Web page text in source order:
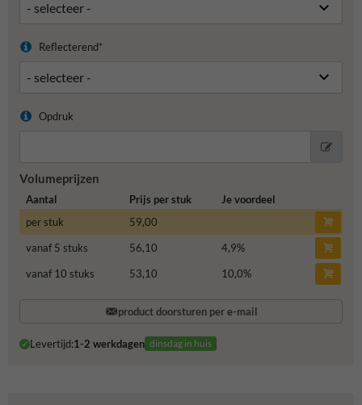
Reflecterend*
Opdruk
Volumeprijzen
Aantal Prijs per stuk
Je voordeel
per stuk
59,00
vanaf 5 stuks
56,10 4,9%
vanaf 10 stuks
53,10 10,0%
product doorsturen per e-mail
Levertijd:1-2 werkdagen dinsdag in huis